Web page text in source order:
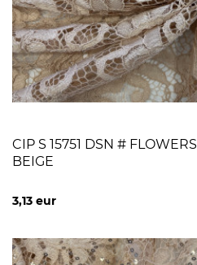
CIP S 15751 DSN #
BEIGE
3,13 eur